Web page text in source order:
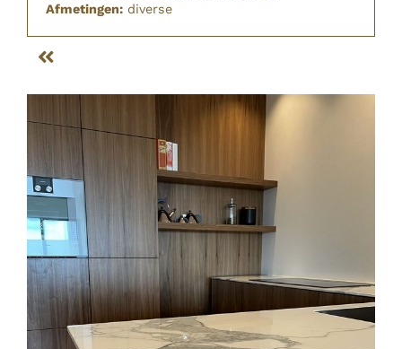
Afmetingen: diverse